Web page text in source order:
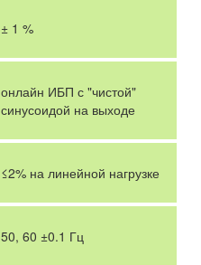
± 1 %
онлайн ИБП с "чистой"
синусоидой на выходе
≤2% на линейной нагрузке
50, 60 ±0.1 Гц